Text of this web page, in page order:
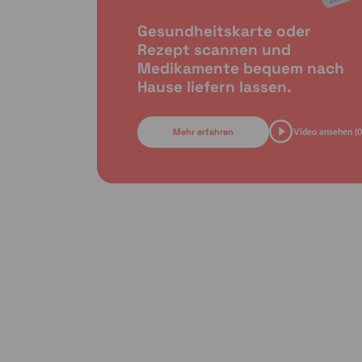
Gesundheitskarte oder
Rezept scannen und
Medikamente bequem nach
Hause liefern lassen.
Mehr erfahren Video ansehen